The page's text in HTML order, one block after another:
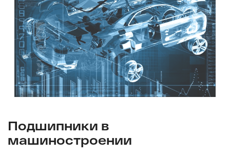
Подшипники в
машиностроении